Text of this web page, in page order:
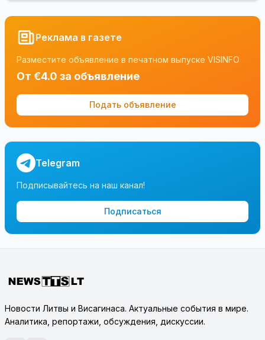
Реклама в газете
Разместите объявление в печатном выпуске VISINFO
От €4.0 за объявление
Подать объявление
Telegram
Подписывайтесь на наш канал!
Подписаться
Новости Литвы и Висагинаса. Актуальные события в мире.
Аналитика, репортажи, обсуждения, дискуссии.